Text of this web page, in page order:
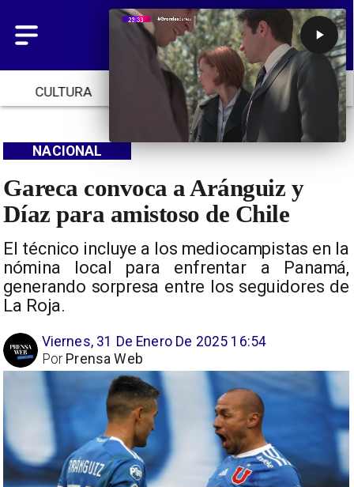
CULTURA TENDENCIAS INICIO
Gareca convoca a Aránguiz y
Díaz para amistoso de Chile
El técnico incluye a los mediocampistas en la
nómina local para enfrentar a Panamá,
generando sorpresa entre los seguidores de
La Roja.
NACIONAL
Viernes, 31 De Enero De 2025 16:54
Prensa Web
Por